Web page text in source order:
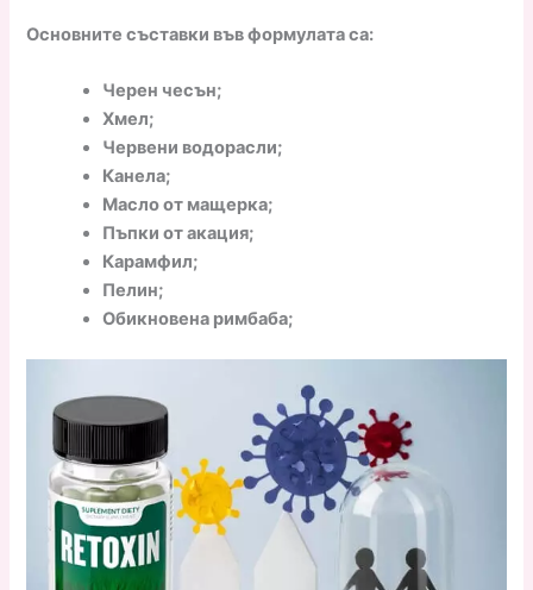
Основните съставки във формулата са:
Черен чесън;
Хмел;
Червени водорасли;
Канела;
Масло от мащерка;
Пъпки от акация;
Карамфил;
Пелин;
Обикновена римбаба;